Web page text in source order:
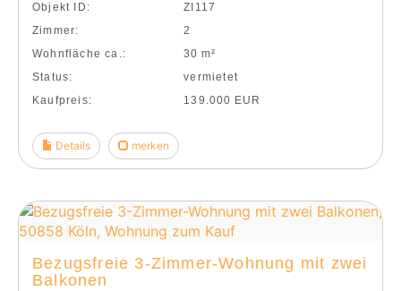
Objekt ID:
ZI117
Zimmer:
2
Wohnfläche ca.:
30 m²
Status:
vermietet
Kaufpreis:
139.000 EUR
Details merken
Bezugsfreie 3-Zimmer-Wohnung mit zwei
Balkonen